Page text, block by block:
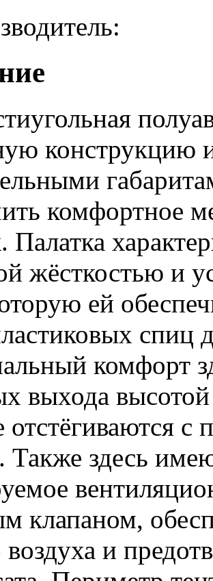
конструкцию
комфортное
Палатка
жёсткостью и
ей
комфорт
выхода
отстёгиваются
здесь
клапаном,
воздуха и